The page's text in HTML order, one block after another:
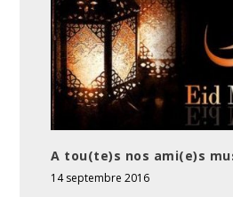
A tou(te)s nos ami(e)s
14 septembre 2016